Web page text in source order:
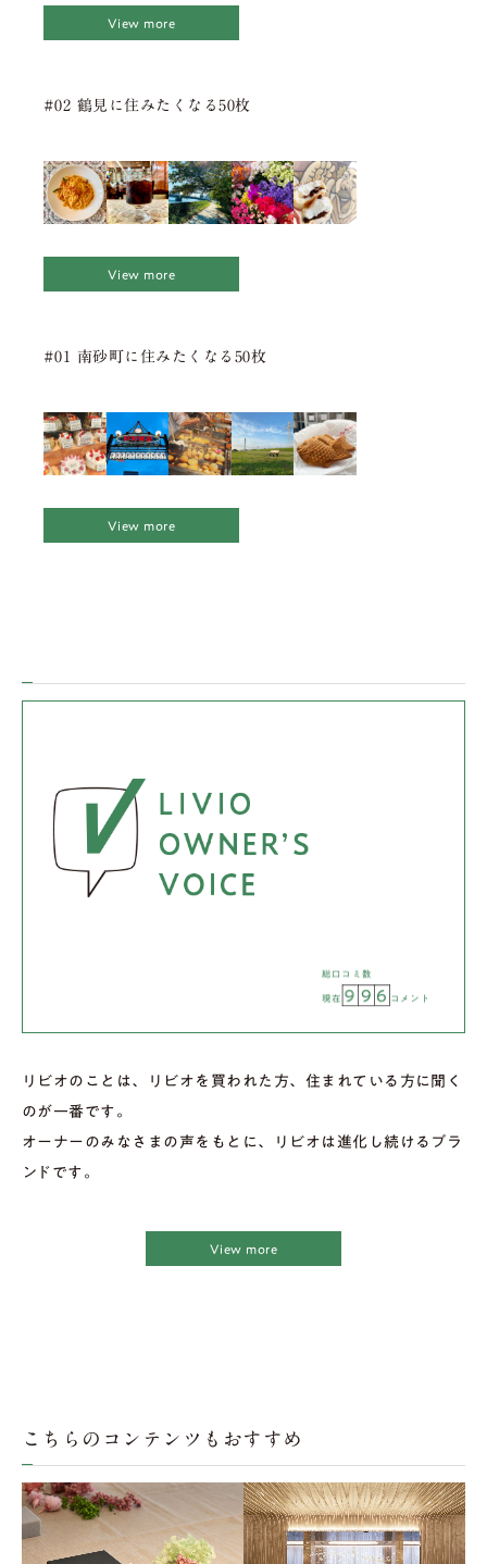
View more
#02 鶴見に住みたくなる50枚
View more
#01 南砂町に住みたくなる50枚
View more
総口コミ数
現在 9 9 6 コメント
リビオのことは、リビオを買われた方、住まれている方に聞く
のが一番です。
オーナーのみなさまの声をもとに、リビオは進化し続けるブラ
ンドです。
View more
こちらのコンテンツもおすすめ